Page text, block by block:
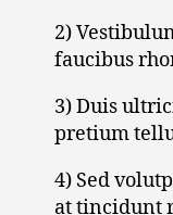
2)
faucibus
3) Duis
pretium
4) Sed
at tincidunt